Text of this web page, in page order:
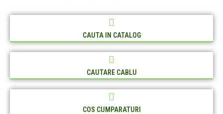
CAUTA IN CATALOG
CAUTARE CABLU
COS CUMPARATURI